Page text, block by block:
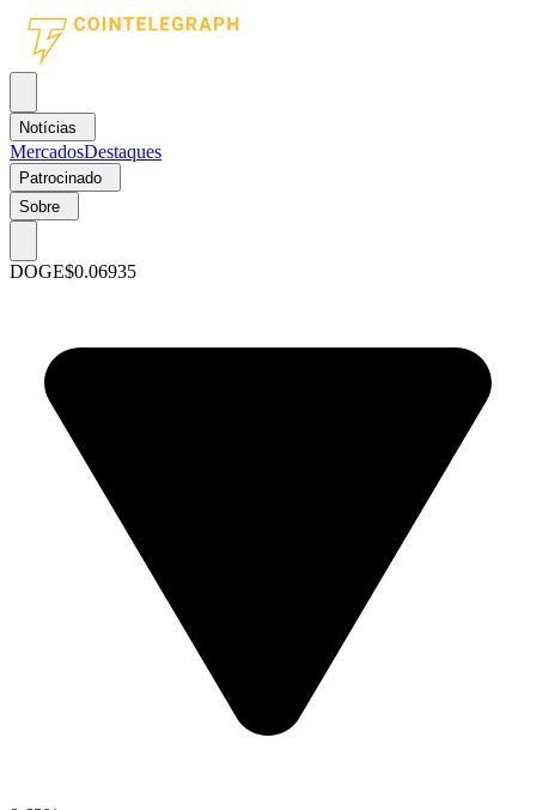
Notícias
MercadosDestaques
Patrocinado
Sobre
DOGE$0.06935